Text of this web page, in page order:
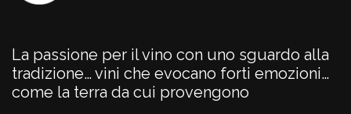
La passione per il vino con uno sguardo alla
tradizione… vini che evocano forti emozioni…
come la terra da cui provengono